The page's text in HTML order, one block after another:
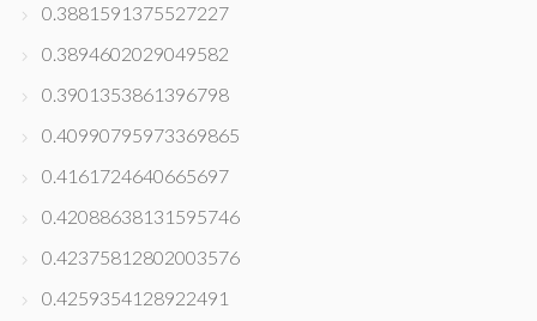
0.3881591375527227
0.3894602029049582
0.3901353861396798
0.40990795973369865
0.4161724640665697
0.42088638131595746
0.42375812802003576
0.4259354128922491